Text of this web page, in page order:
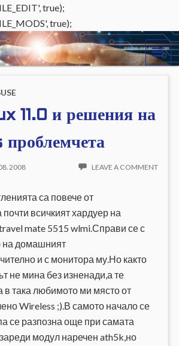
true);
true);
11.0 и решения на
LEAVE A COMMENT
са повече от
всичкият хардуер на
mate 5515 wlmi.Справи се с
на домашният
и с монитора му.Но както
не мина без изненади,а те
в така любимото ми място от
Wireless ;).В самото начало се
се разпозна още при самата
модул наречен ath5k,но